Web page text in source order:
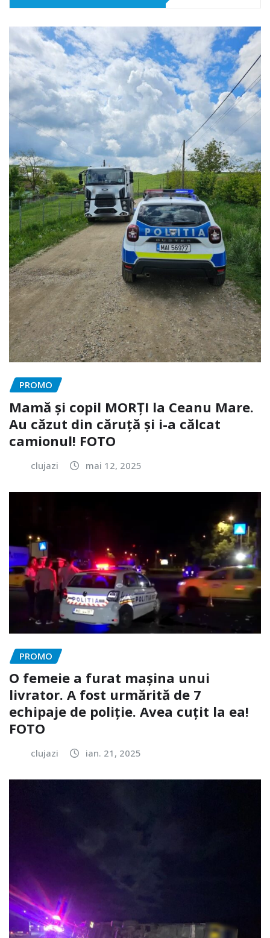
PROMO
Mamă și copil MORȚI la Ceanu Mare.
Au căzut din căruță și i-a călcat
camionul! FOTO
clujazi mai 12, 2025
PROMO
O femeie a furat mașina unui
livrator. A fost urmărită de 7
echipaje de poliție. Avea cuțit la ea!
FOTO
clujazi ian. 21, 2025